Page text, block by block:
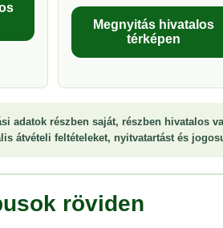
Megnyitás hivatalos
térképen
adatok részben saját, részben hivatalos
átvételi feltételeket, nyitvatartást és
röviden